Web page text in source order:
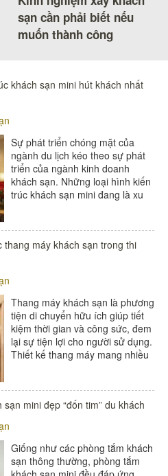
sạn cần phải biết nếu
muốn thành công
khách sạn mini hút khách nhất
Sự phát triển chóng mặt của
ngành du lịch kéo theo sự phát
triển của ngành kinh doanh
khách sạn. Những loại hình kiến
trúc khách sạn mini đang là xu
máy khách sạn trong thi
Thang máy khách sạn là phương
tiện di chuyển hữu ích giúp tiết
kiệm thời gian và công sức, đem
lại sự tiện lợi cho người sử dụng.
Thiết kế thang máy mang nhiều
mini đẹp “đốn tim” du khách
Giống như các phòng tắm khách
sạn thông thường, phòng tắm